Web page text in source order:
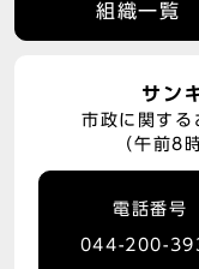
組織一覧
サン
市政に関する
（午前8
電話番号
044-200-